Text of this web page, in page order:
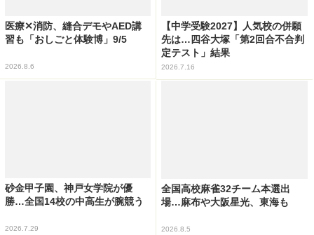
医療✕消防、縫合デモやAED講
習も「おしごと体験博」9/5
2026.8.6
【中学受験2027】人気校の併願
先は…四谷大塚「第2回合不合判
定テスト」結果
2026.7.16
砂金甲子園、神戸女学院が優
勝…全国14校の中高生が腕競う
2026.7.29
全国高校麻雀32チーム本選出
場…麻布や大阪星光、東海も
2026.8.5